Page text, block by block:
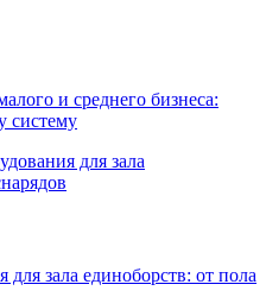
и среднего бизнеса:
систему
зала единоборств: от пола